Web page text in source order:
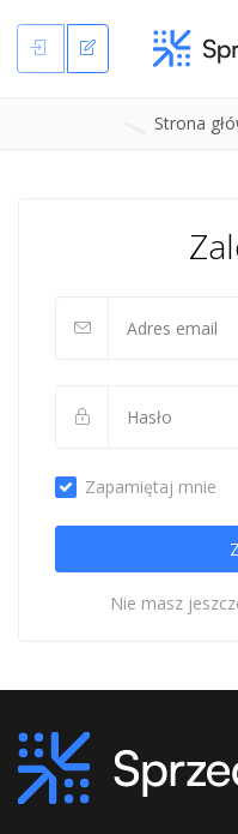
Strona
Zapamiętaj mnie
Nie masz